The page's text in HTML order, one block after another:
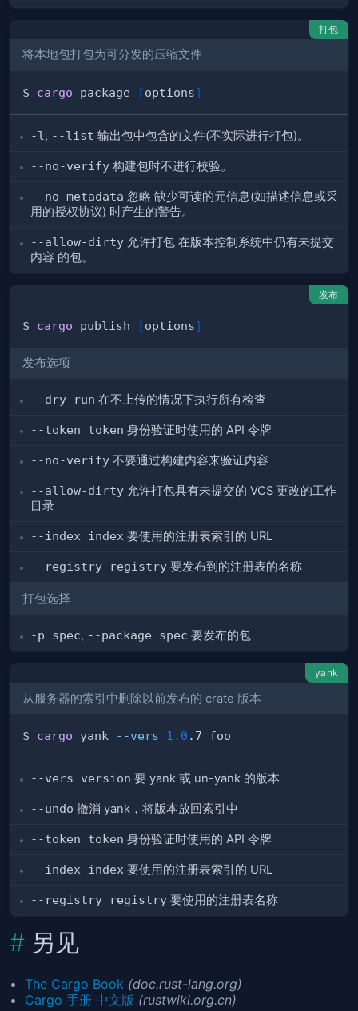
打包
将本地包打包为可分发的压缩文件
$ cargo package [options]
-l , --list 输出包中包含的文件(不实际进行打包)。
--no-verify 构建包时不进行校验。
--no-metadata 忽略 缺少可读的元信息(如描述信息或采
用的授权协议) 时产生的警告。
--allow-dirty 允许打包 在版本控制系统中仍有未提交
内容 的包。
发布
$ cargo publish [options]
发布选项
--dry-run 在不上传的情况下执行所有检查
--token token 身份验证时使用的 API 令牌
--no-verify 不要通过构建内容来验证内容
--allow-dirty 允许打包具有未提交的 VCS 更改的工作
目录
--index index 要使用的注册表索引的 URL
--registry registry 要发布到的注册表的名称
打包选择
-p spec, --package spec 要发布的包
yank
从服务器的索引中删除以前发布的 crate 版本
$ cargo yank --vers 1.0
--vers version 要 yank 或 un-yank 的版本
--undo 撤消 yank，将版本放回索引中
--token token 身份验证时使用的 API 令牌
--index index 要使用的注册表索引的 URL
--registry registry 要使用的注册表名称
另见
The Cargo Book (doc.rust-lang.org)
Cargo 手册 中文版 (rustwiki.org.cn)